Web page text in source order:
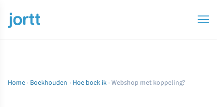
Home › Boekhouden › Hoe boek ik › Webshop met koppeling?